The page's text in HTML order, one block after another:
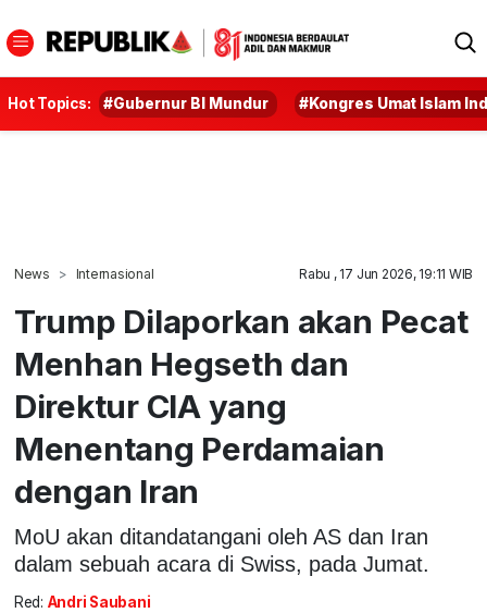
Hot Topics: #Gubernur BI Mundur #Kongres Umat Islam
News Internasional Rabu , 17 Jun 2026, 19:11 WIB
Trump Dilaporkan akan Pecat
Menhan Hegseth dan
Direktur CIA yang
Menentang Perdamaian
dengan Iran
MoU akan ditandatangani oleh AS dan Iran
dalam sebuah acara di Swiss, pada Jumat.
Red: Andri Saubani